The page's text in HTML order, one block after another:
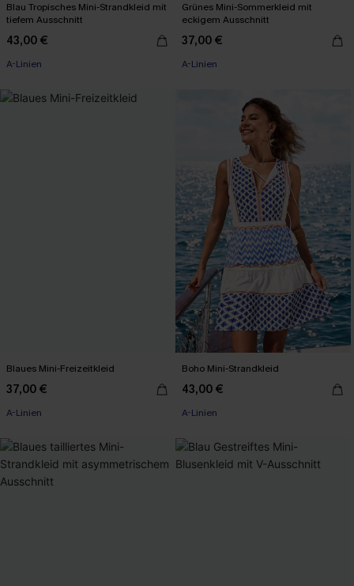
Blau Tropisches Mini-Strandkleid mit
tiefem Ausschnitt
43,00 €
A-Linien
Grünes Mini-Sommerkleid mit
eckigem Ausschnitt
37,00 €
A-Linien
Blaues Mini-Freizeitkleid
37,00 €
A-Linien
Boho Mini-Strandkleid
43,00 €
A-Linien